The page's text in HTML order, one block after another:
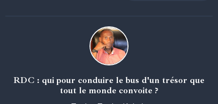
RDC : qui pour conduire le bus d'un trésor que
tout le monde convoite ?